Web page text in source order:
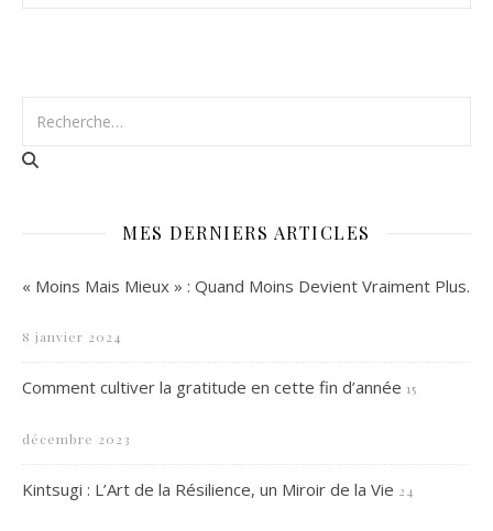
MES DERNIERS ARTICLES
« Moins Mais Mieux » : Quand Moins Devient Vraiment Plus.
8 janvier 2024
Comment cultiver la gratitude en cette fin d’année 15
décembre 2023
Kintsugi : L’Art de la Résilience, un Miroir de la Vie 24